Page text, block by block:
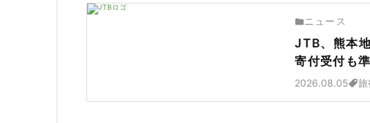
ニュース
JTB、熊本
寄付受付も
2026.08.05 旅